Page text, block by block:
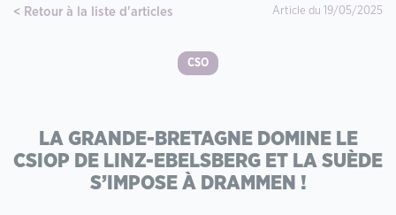
Retour à la liste d'articles Article du 19/05/2025
CSO
LA GRANDE-BRETAGNE DOMINE LE
CSIOP DE LINZ-EBELSBERG ET LA SUÈDE
S’IMPOSE À DRAMMEN !